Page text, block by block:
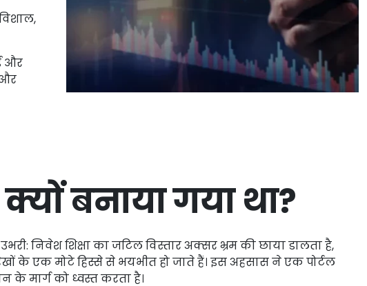
और
बनाया गया था?
निवेश शिक्षा का जटिल विस्तार अक्सर भ्रम की छाया डालता है,
एक मोटे हिस्से से भयभीत हो जाते हैं। इस अहसास ने एक पोर्टल
के मार्ग को ध्वस्त करता है।